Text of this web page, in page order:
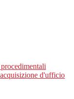
d'ufficio